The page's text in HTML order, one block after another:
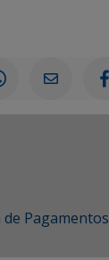
Pagamentos